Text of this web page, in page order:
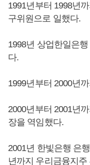
1991년부터 1998년
구위원으로 일했다.
1998년 상업한일은
다.
1999년부터 2000년
2000년부터 2001년
장을 역임했다.
2001년 한빛은행 은
년까지 우리금융지